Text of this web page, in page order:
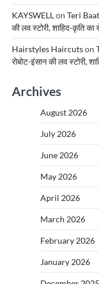
KAYSWELLon Teri
की लव स्टोरी, शाहिद-कृति का
Hairstyles Haircutson
रोबोट-इंसान की लव स्टोरी,
Archives
August 2026
July 2026
June 2026
May 2026
April 2026
March 2026
February 2026
January 2026